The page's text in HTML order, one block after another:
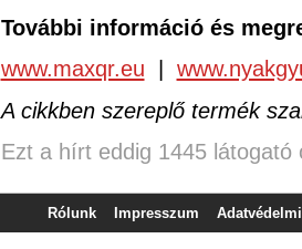
További információ és
www.maxqr.eu |
A cikkben szereplő termék
Ezt a hírt eddig 1445 látogató
Rólunk Impresszum